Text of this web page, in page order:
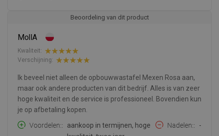
Beoordeling van dit product
MollA
Kwaliteit:
Verschijning:
Ik beveel niet alleen de opbouwwastafel Mexen Rosa aan,
maar ook andere producten van dit bedrijf. Alles is van zeer
hoge kwaliteit en de service is professioneel. Bovendien kun
je op afbetaling kopen.
Voordelen:
aankoop in termijnen, hoge
Nadelen: -